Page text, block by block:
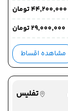
۴۴٬۲۰۰٬۰۰۰ تومان
۲۹٬۰۰۰٬۰۰۰ تومان
مشاهده اقساط
تفلیس